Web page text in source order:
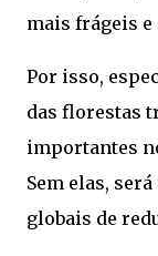
mais frágeis e
Por isso,
das florestas
importantes
Sem elas,
globais de